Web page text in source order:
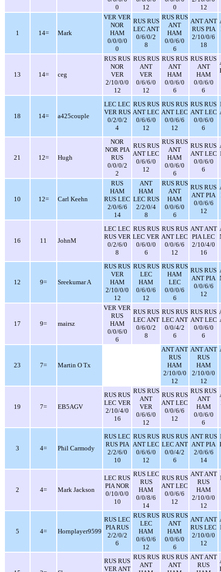
0
12
0
12
1 14= Mark
VER VER
NOR
HAM
0/0/0/0
0
RUS RUS
LEC ANT
0/6/0/2
8
RUS RUS
ANT
HAM
0/0/6/0
6
ANT ANT
RUS PIA
2/10/0/6
18
13 14= ceg
RUS RUS
NOR
VER
2/10/0/0
12
RUS RUS
ANT
VER
0/6/6/0
12
RUS RUS
ANT
HAM
0/0/6/0
6
RUS RUS
ANT
HAM
0/0/6/0
6
18 14= a425couple
LEC LEC
VER RUS
0/2/0/2
4
RUS RUS
ANT LEC
0/6/6/0
12
RUS RUS
ANT LEC
0/0/6/6
12
RUS RUS
ANT LEC
0/0/6/0
6
21 12= Hugh
NOR
NOR PIA
RUS
0/0/0/2
2
RUS RUS
ANT LEC
0/6/6/0
12
RUS RUS
ANT
HAM
0/0/6/0
6
RUS RUS
ANT LEC
0/0/6/0
6
10 12= Carl Keehn
RUS
HAM
RUS LEC
2/0/6/6
14
ANT
HAM
LEC RUS
2/2/0/4
8
RUS RUS
ANT
HAM
0/0/6/0
6
RUS RUS
ANT PIA
0/0/6/6
12
16 11 JohnM
LEC LEC
RUS VER
0/2/6/0
8
RUS RUS
LEC VER
0/6/0/0
6
RUS RUS
ANT LEC
0/0/6/6
12
ANT ANT
PIA LEC
2/10/4/0
16
12 9= Sreekumar A
RUS RUS
VER
HAM
2/10/0/0
12
RUS RUS
LEC
HAM
0/6/0/6
12
RUS RUS
HAM
LEC
0/0/0/6
6
RUS RUS
ANT PIA
0/0/6/6
12
17 9= mairsz
VER VER
RUS
HAM
0/0/6/0
6
RUS RUS
LEC ANT
0/6/0/2
8
RUS RUS
LEC ANT
0/0/4/2
6
RUS RUS
ANT LEC
0/0/6/0
6
23 7= Martin O Tx
ANT ANT
RUS
HAM
2/10/0/0
12
ANT ANT
RUS
HAM
2/10/0/0
12
19 7= EB5AGV
RUS RUS
LEC VER
2/10/4/0
16
RUS RUS
ANT
VER
0/6/6/0
12
RUS RUS
ANT LEC
0/0/6/6
12
RUS RUS
ANT
HAM
0/0/6/0
6
3 4= Phil Carmody
RUS LEC
RUS PIA
2/2/6/0
10
RUS RUS
ANT LEC
0/6/6/0
12
RUS RUS
LEC ANT
0/0/4/2
6
ANT RUS
ANT PIA
2/0/6/6
14
2 4= Mark Jackson
LEC RUS
PIA NOR
0/10/0/0
10
RUS LEC
RUS
HAM
0/0/8/6
14
RUS RUS
ANT LEC
0/0/6/6
12
ANT ANT
RUS
HAM
2/10/0/0
12
5 4= Hornplayer9599
RUS LEC
PIA RUS
2/2/0/2
6
RUS RUS
LEC
HAM
0/6/0/6
12
RUS RUS
ANT
HAM
0/0/6/0
6
ANT ANT
RUS LEC
2/10/0/0
12
RUS RUS
VER ANT
RUS RUS
ANT
RUS RUS
ANT
ANT ANT
RUS